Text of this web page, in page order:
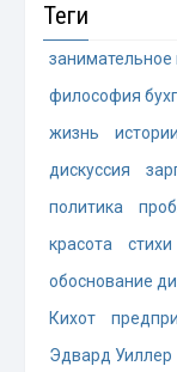
Теги
занимательное
философия
жизнь
дискуссия
политика
красота
стихи
обоснование
Кихот
Эдвард Уиллер